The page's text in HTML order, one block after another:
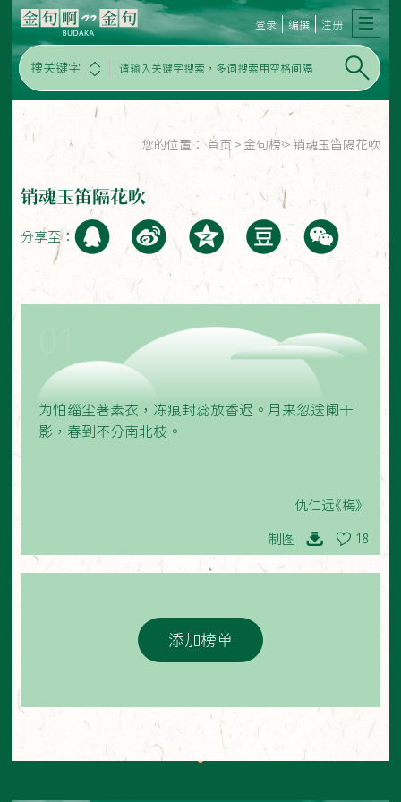
搜关键字
登录 编撰 注册
您的位置： 首页 > 金句榜 > 销魂玉笛隔花吹
销魂玉笛隔花吹
分享至：
为怕缁尘著素衣，冻痕封蕊放香迟。月来忽送阑干
影，春到不分南北枝。
仇仁远《梅》
制图 18
添加榜单